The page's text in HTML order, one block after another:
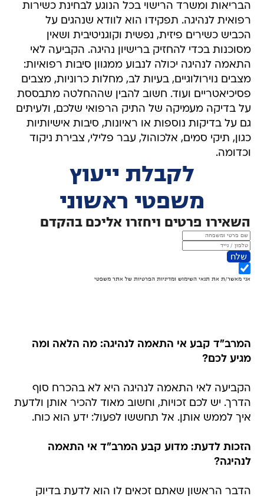
הבריאות ומשרד הרישוי בכל הנוגע לבחינת כשירות
רפואית לנהיגה. תפקידו הוא לוודא שנהגים על
הכביש כשירים פיזית, נפשית וקוגניטיבית ושאין
מסוכנות בכדי להחזיק ברישיון נהיגה. הקביעה לאי
התאמה לנהיגה יכולה לנבוע ממגוון סיבות רפואיות:
מצבים נוירולוגיים, בעיות לב, מחלות כרוניות, מצבים
פסיכיאטריים ועוד. חשוב להבין שההחלטה מתבססת
על בדיקה מעמיקה של התיק הרפואי שלכם, ולעיתים
גם על בדיקות נוספות או ראיונות, סיבות אישיותיות
כגון, תיקי סמים, אלכוהול, עבר פלילי, צבירת ניקוד
וכדומה.
המרב"ד קבע אי התאמה לנהיגה: מה הלאה ומה
מגיע לכם?
הקביעה לאי התאמה לנהיגה היא לא בהכרח סוף
הדרך. יש לכם זכויות, וחשוב מאוד להכיר אותן ולדעת
איך לממש אותן. אל תחששו לפעול: ידע הוא כוח.
הזכות לדעת: מדוע קבע המרב"ד אי התאמה
לנהיגה?
הדבר הראשון שאתם זכאים לו הוא לדעת בדיוק